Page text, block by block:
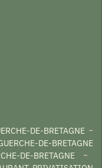
DE-BRETAGNE
DE-BRETAGNE
DE-BRETAGNE